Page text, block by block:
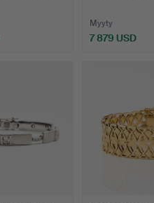
Myyty
7 879 USD